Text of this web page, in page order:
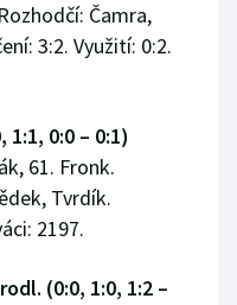
Čamra,
3:2. Využití: 0:2.
0:0 – 0:1)
61. Fronk.
Tvrdík.
2197.
(0:0, 1:0, 1:2 –